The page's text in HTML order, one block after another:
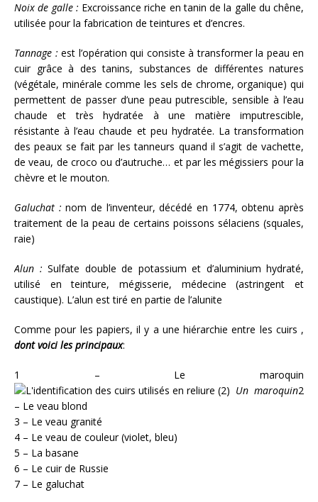
Noix de galle : Excroissance riche en tanin de la galle du chêne,
utilisée pour la fabrication de teintures et d’encres.
Tannage : est l’opération qui consiste à transformer la peau en
cuir grâce à des tanins, substances de différentes natures
(végétale, minérale comme les sels de chrome, organique) qui
permettent de passer d’une peau putrescible, sensible à l’eau
chaude et très hydratée à une matière imputrescible,
résistante à l’eau chaude et peu hydratée. La transformation
des peaux se fait par les tanneurs quand il s’agit de vachette,
de veau, de croco ou d’autruche… et par les mégissiers pour la
chèvre et le mouton.
Galuchat : nom de l’inventeur, décédé en 1774, obtenu après
traitement de la peau de certains poissons sélaciens (squales,
raie)
Alun : Sulfate double de potassium et d’aluminium hydraté,
utilisé en teinture, mégisserie, médecine (astringent et
caustique). L’alun est tiré en partie de l’alunite
Comme pour les papiers, il y a une hiérarchie entre les cuirs ,
dont voici les principaux:
1 – Le maroquin
Un maroquin2
– Le veau blond
3 – Le veau granité
4 – Le veau de couleur (violet, bleu)
5 – La basane
6 – Le cuir de Russie
7 – Le galuchat